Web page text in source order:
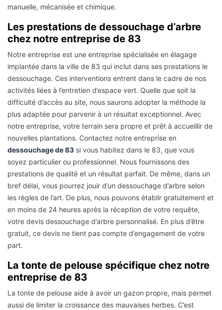
manuelle, mécanisée et chimique.
Les prestations de dessouchage d’arbre
chez notre entreprise de 83
Notre entreprise est une entreprise spécialisée en élagage
implantée dans la ville de 83 qui inclut dans ses prestations le
dessouchage. Ces interventions entrent dans le cadre de nos
activités liées à l’entretien d’espace vert. Quelle que soit la
difficulté d’accès au site, nous saurons adopter la méthode la
plus adaptée pour parvenir à un résultat exceptionnel. Avec
notre entreprise, votre terrain sera propre et prêt à accueillir de
nouvelles plantations. Contactez notre entreprise en
dessouchage de 83 si vous habitez dans le 83, que vous
soyez particulier ou professionnel. Nous fournissons des
prestations de qualité et un résultat parfait. De même, dans un
bref délai, vous pourrez jouir d’un dessouchage d’arbre selon
les règles de l’art. De plus, nous pouvons établir gratuitement et
en moins de 24 heures après la réception de votre requête,
votre devis dessouchage d’arbre personnalisé. En plus d’être
gratuit, ce devis ne tient pas compte d’engagement de votre
part.
La tonte de pelouse spécifique chez notre
entreprise de 83
La tonte de pelouse aide à avoir un gazon propre, mais permet
aussi de limiter la croissance des mauvaises herbes. C’est